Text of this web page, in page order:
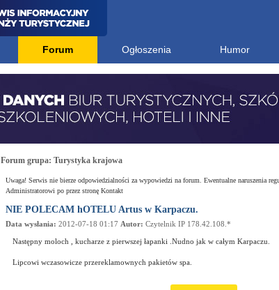
Forum Ogłoszenia Humor
Forum grupa: Turystyka krajowa
Uwaga! Serwis nie bierze odpowiedzialności za wypowiedzi na forum. Ewentualne naruszenia
Administratorowi po przez stronę Kontakt
NIE POLECAM hOTELU Artus w Karpaczu.
Data wysłania: 2012-07-18 01:17 Autor: Czytelnik IP 178.42.108.*
Następny moloch , kucharze z pierwszej łapanki .Nudno jak w całym Karpaczu.
Lipcowi wczasowicze przereklamownych pakietów spa.